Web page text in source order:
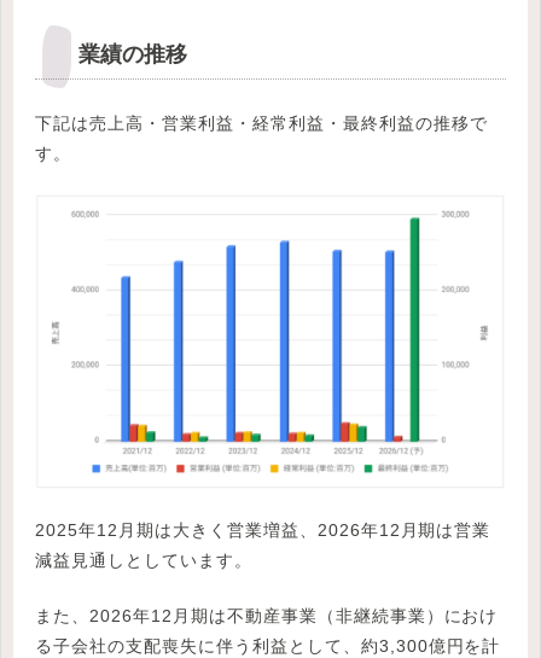
業績の推移
下記は売上高・営業利益・経常利益・最終利益の推移で
す。
2025年12月期は大きく営業増益、2026年12月期は営業
減益見通しとしています。
また、2026年12月期は不動産事業（非継続事業）におけ
る子会社の支配喪失に伴う利益として、約3,300億円を計